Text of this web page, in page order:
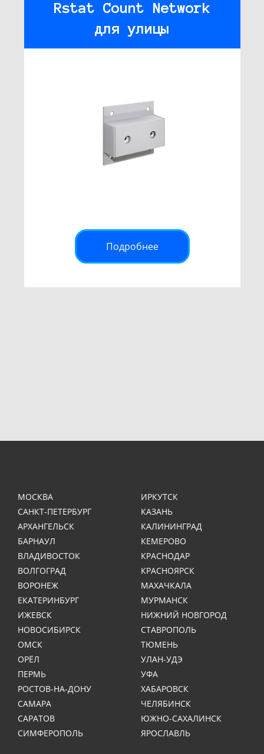
Rstat Count Network
для улицы
Подробнее
МОСКВА
САНКТ-ПЕТЕРБУРГ
АРХАНГЕЛЬСК
БАРНАУЛ
ВЛАДИВОСТОК
ВОЛГОГРАД
ВОРОНЕЖ
ЕКАТЕРИНБУРГ
ИЖЕВСК
ИРКУТСК
КАЗАНЬ
КАЛИНИНГРАД
КЕМЕРОВО
КРАСНОДАР
КРАСНОЯРСК
МАХАЧКАЛА
МУРМАНСК
НИЖНИЙ НОВГОРОД
НОВОСИБИРСК
ОМСК
ОРЁЛ
ПЕРМЬ
РОСТОВ-НА-ДОНУ
САМАРА
САРАТОВ
СИМФЕРОПОЛЬ
СТАВРОПОЛЬ
ТЮМЕНЬ
УЛАН-УДЭ
УФА
ХАБАРОВСК
ЧЕЛЯБИНСК
ЮЖНО-САХАЛИНСК
ЯРОСЛАВЛЬ